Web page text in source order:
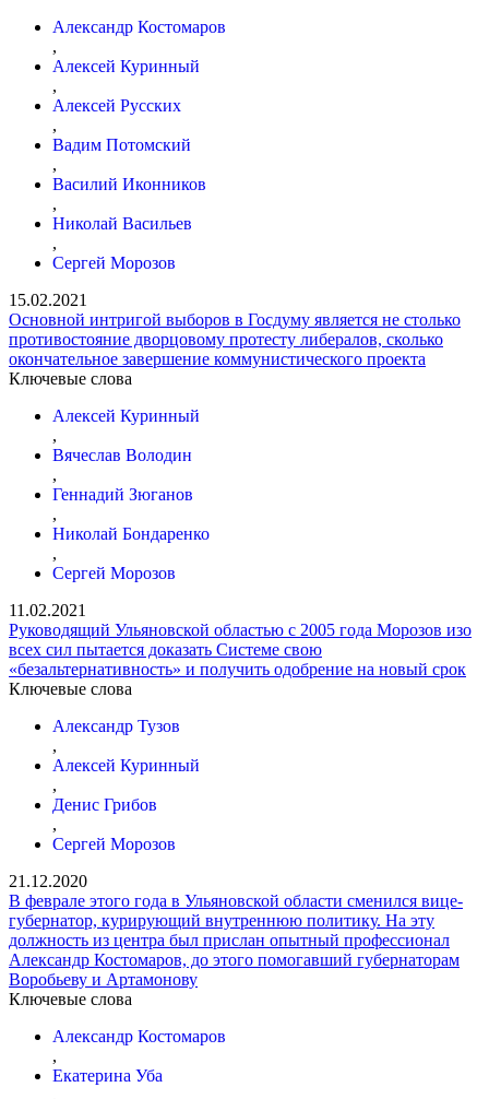
Александр Костомаров
,
Алексей Куринный
,
Алексей Русских
,
Вадим Потомский
,
Василий Иконников
,
Николай Васильев
,
Сергей Морозов
15.02.2021
Основной интригой выборов в Госдуму является не столько
противостояние дворцовому протесту либералов, сколько
окончательное завершение коммунистического проекта
Ключевые слова
Алексей Куринный
,
Вячеслав Володин
,
Геннадий Зюганов
,
Николай Бондаренко
,
Сергей Морозов
11.02.2021
Руководящий Ульяновской областью с 2005 года Морозов изо
всех сил пытается доказать Системе свою
«безальтернативность» и получить одобрение на новый срок
Ключевые слова
Александр Тузов
,
Алексей Куринный
,
Денис Грибов
,
Сергей Морозов
21.12.2020
В феврале этого года в Ульяновской области сменился вице-
губернатор, курирующий внутреннюю политику. На эту
должность из центра был прислан опытный профессионал
Александр Костомаров, до этого помогавший губернаторам
Воробьеву и Артамонову
Ключевые слова
Александр Костомаров
,
Екатерина Уба
,